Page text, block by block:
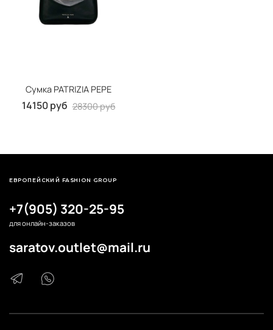
Сумка PATRIZIA PEPE
14150 руб 28300 руб
+7(905) 320-25-95
для онлайн-заказов
saratov.outlet@mail.ru
ЕВРОПЕЙСКИЙ FASHION GROUP